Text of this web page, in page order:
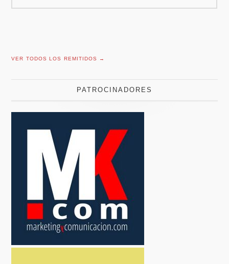
VER TODOS LOS REMITIDOS →
PATROCINADORES